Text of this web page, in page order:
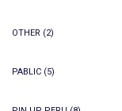
OTHER (2)
PABLIC (5)